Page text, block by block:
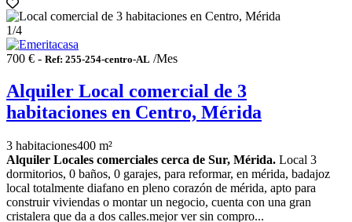
1/4
700 € - Ref: 255-254-centro-AL /Mes
Alquiler Local comercial de 3
habitaciones en Centro, Mérida
3 habitaciones400 m²
Alquiler Locales comerciales cerca de Sur, Mérida. Local 3
dormitorios, 0 baños, 0 garajes, para reformar, en mérida, badajoz
local totalmente diafano en pleno corazón de mérida, apto para
construir viviendas o montar un negocio, cuenta con una gran
cristalera que da a dos calles.mejor ver sin compro...